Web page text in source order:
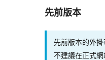
先前版本
先前版本的外掛
不建議在正式網